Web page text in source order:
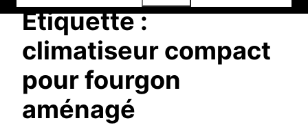
Étiquette :
climatiseur compact
pour fourgon
aménagé